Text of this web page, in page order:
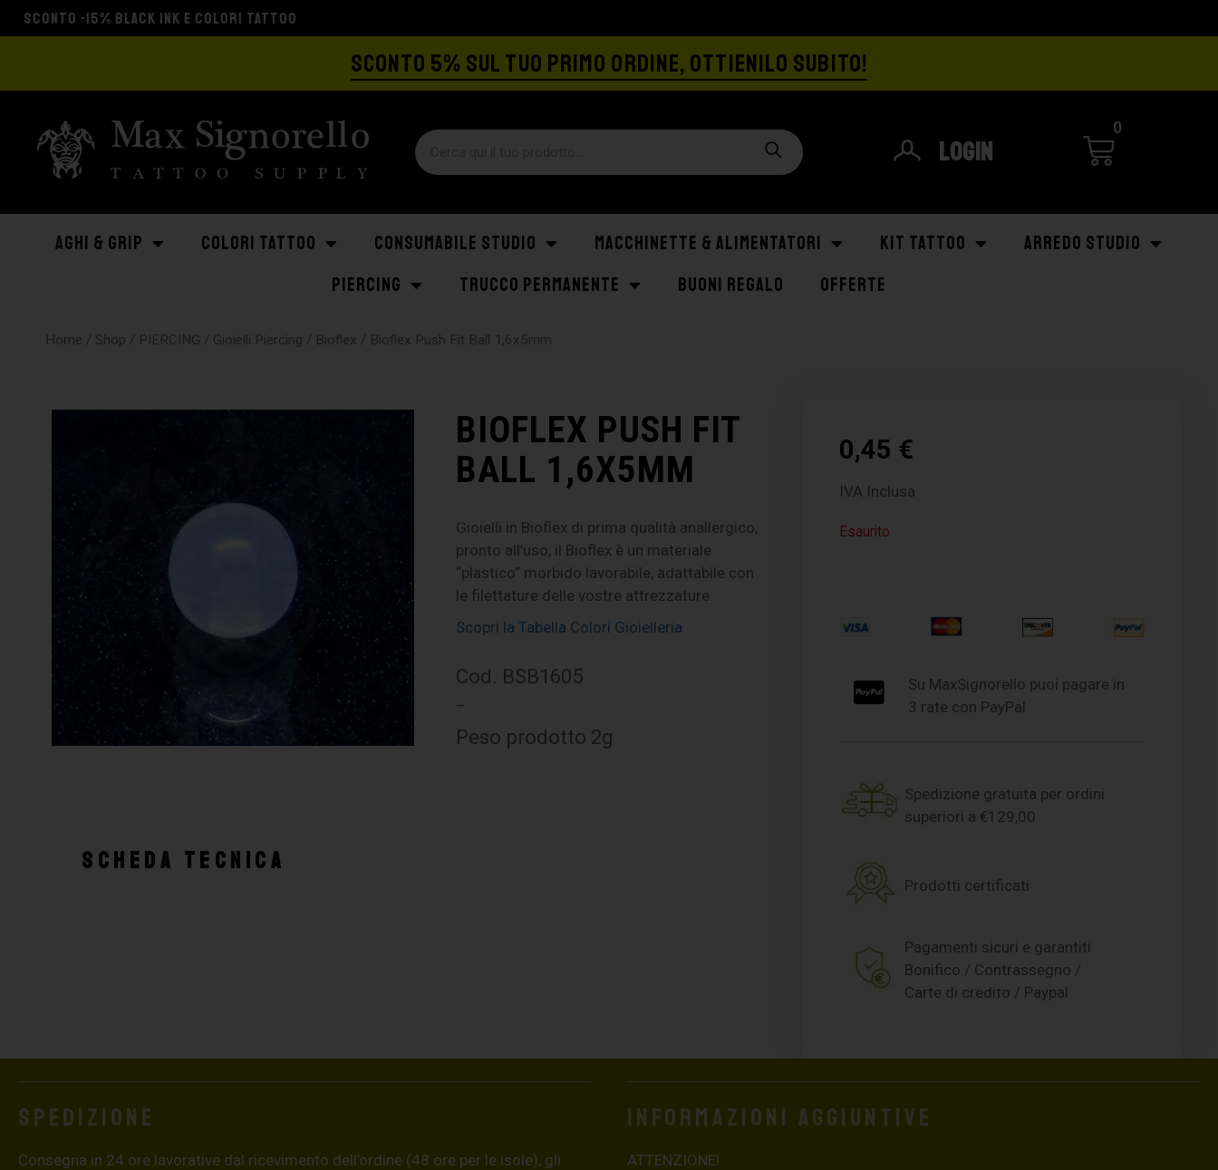
SCONTO 5% SUL TUO PRIMO ORDINE, OTTIENILO SUBITO!
Login
0
AGHI & GRIP COLORI TATTOO CONSUMABILE STUDIO MACCHINETTE & ALIMENTATORI KIT TATTOO
ARREDO STUDIO
PIERCING
TRUCCO PERMANENTE BUONI REGALO OFFERTE
Home / Shop / PIERCING / Gioielli Piercing / Bioflex / Bioflex Push Fit Ball 1,6x5mm
BIOFLEX PUSH FIT
BALL 1,6X5MM
Gioielli in Bioflex di prima qualità anallergico,
pronto all’uso, il Bioflex è un materiale
“plastico” morbido lavorabile, adattabile con
le filettature delle vostre attrezzature.
Scopri la Tabella Colori Gioielleria
Cod. BSB1605
–
Peso prodotto 2g
SCHEDA TECNICA
0,45 €
IVA Inclusa
Esaurito
Su MaxSignorello puoi pagare in
3 rate con PayPal
Spedizione gratuita per ordini
superiori a €129,00
Prodotti certificati
Pagamenti sicuri e garantiti
Bonifico / Contrassegno /
Carte di credito / Paypal
Spedizione
Consegna in 24 ore lavorative dal ricevimento dell’ordine (48 ore per le isole), gli
Informazioni aggiuntive
ATTENZIONE!